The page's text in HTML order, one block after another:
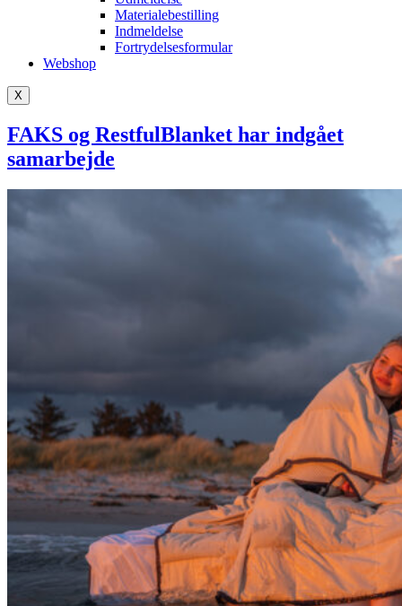
Materialebestilling
Indmeldelse
Fortrydelsesformular
Webshop
X
FAKS og RestfulBlanket har indgået
samarbejde